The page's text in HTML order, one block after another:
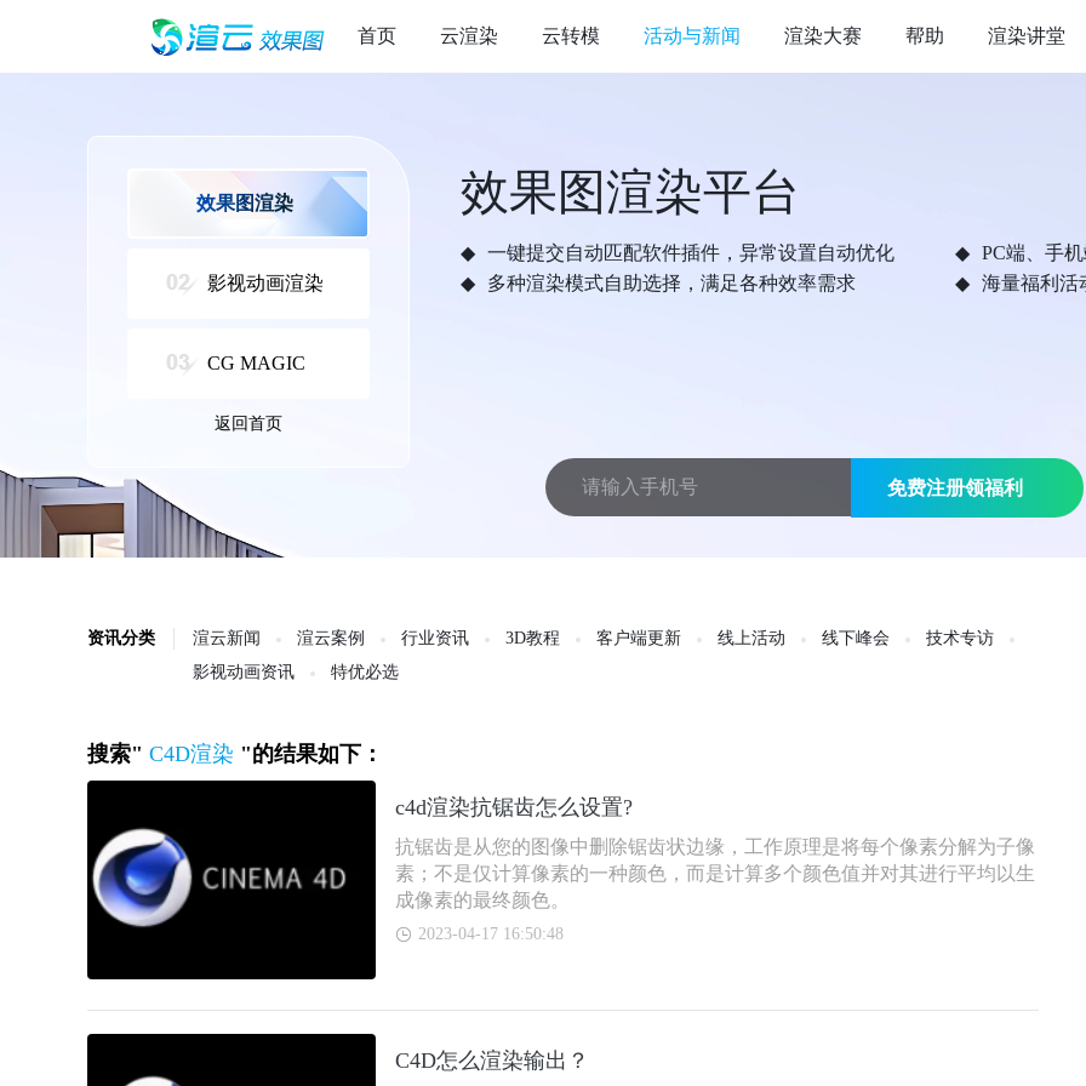
首页 云渲染 云转模 活动与新闻 渲染大赛 帮助 渲染讲堂
效果图渲染
影视动画渲染
CG MAGIC
返回首页
效果图渲染平台
一键提交自动匹配软件插件，异常设置自动优化
PC端、手
多种渲染模式自助选择，满足各种效率需求
海量福利活
免费注册领福利
资讯分类 渲云新闻 渲云案例 行业资讯 3D教程 客户端更新 线上活动 线下峰会
技术专访
影视动画资讯
特优必选
搜索" C4D渲染 "的结果如下：
c4d渲染抗锯齿怎么设置?
抗锯齿是从您的图像中删除锯齿状边缘，工作原理是将每个像素分解为子像
素；不是仅计算像素的一种颜色，而是计算多个颜色值并对其进行平均以生
成像素的最终颜色。
2023-04-17 16:50:48
C4D怎么渲染输出？